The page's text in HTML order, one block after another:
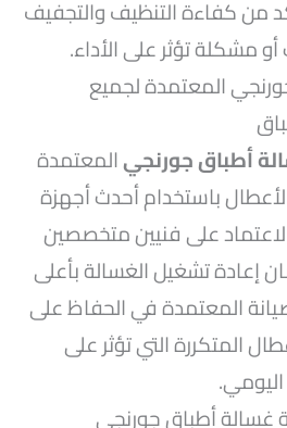
من كفاءة التنظيف والتجفيف
مشكلة تؤثر على الأداء.
المعتمدة لجميع
أطباق جورنجيالمعتمدة
باستخدام أحدث أجهزة
على فنيين متخصصين
إعادة تشغيل الغسالة بأعلى
المعتمدة في الحفاظ على
المتكررة التي تؤثر على
غسالة أطباق جورنجي